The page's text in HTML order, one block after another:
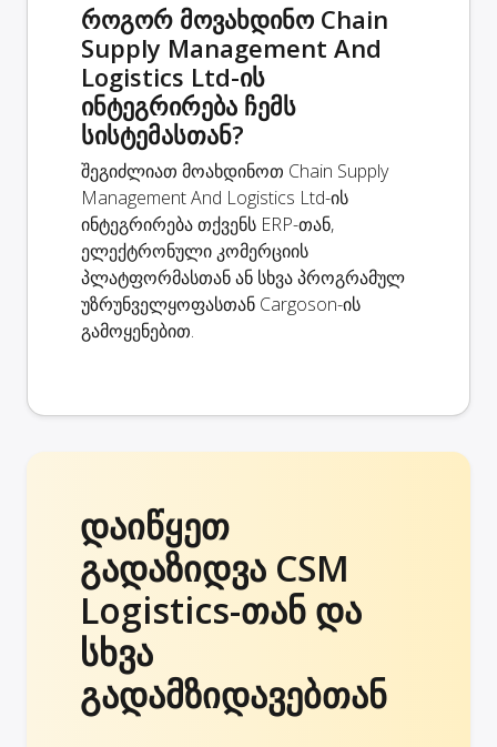
როგორ მოვახდინო Chain
Supply Management And
Logistics Ltd-ის
ინტეგრირება ჩემს
სისტემასთან?
შეგიძლიათ მოახდინოთ Chain Supply
Management And Logistics Ltd-ის
ინტეგრირება თქვენს ERP-თან,
ელექტრონული კომერციის
პლატფორმასთან ან სხვა პროგრამულ
უზრუნველყოფასთან Cargoson-ის
გამოყენებით.
დაიწყეთ
გადაზიდვა CSM
Logistics-თან და
სხვა
გადამზიდავებთან